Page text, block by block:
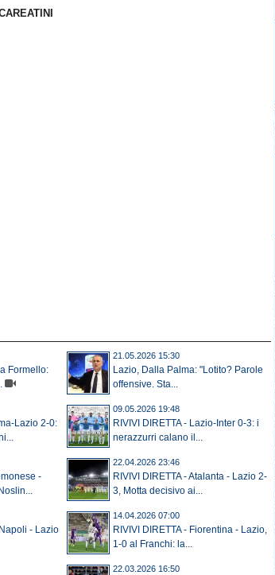
Formello:
21.05.2026 15:30
Lazio, Dalla Palma: "Lotito? Parole
offensive. Sta...
Lazio 2-0:
09.05.2026 19:48
RIVIVI DIRETTA - Lazio-Inter 0-3: i
nerazzurri calano il...
-
22.04.2026 23:46
RIVIVI DIRETTA - Atalanta - Lazio 2-
3, Motta decisivo ai...
- Lazio
14.04.2026 07:00
RIVIVI DIRETTA - Fiorentina - Lazio,
1-0 al Franchi: la...
22.03.2026 16:50